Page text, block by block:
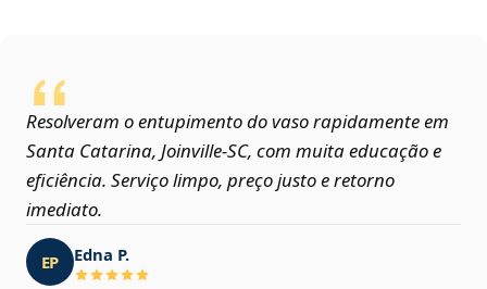
Resolveram o entupimento do vaso rapidamente em
Santa Catarina, Joinville‑SC, com muita educação e
eficiência. Serviço limpo, preço justo e retorno
imediato.
EP Edna P.